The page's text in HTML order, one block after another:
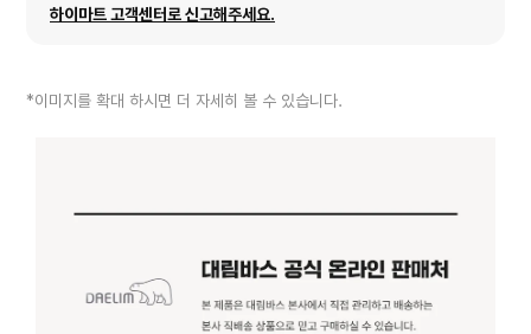
하이마트 고객센터로 신고해주세요.
*이미지를 확대 하시면 더 자세히 볼 수 있습니다.